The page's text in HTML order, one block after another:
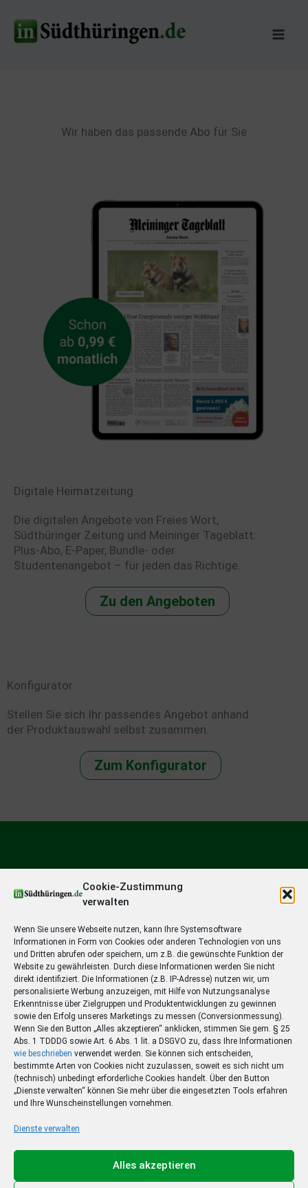
Cookie-Zustimmung
verwalten
Wenn Sie unsere Webseite nutzen, kann Ihre Systemsoftware
Informationen in Form von Cookies oder anderen Technologien von uns
und Dritten abrufen oder speichern, um z.B. die gewünschte Funktion der
Website zu gewährleisten. Durch diese Informationen werden Sie nicht
direkt identifiziert. Die Informationen (z.B. IP-Adresse) nutzen wir, um
personalisierte Werbung anzuzeigen, mit Hilfe von Nutzungsanalyse
Erkenntnisse über Zielgruppen und Produktentwicklungen zu gewinnen
sowie den Erfolg unseres Marketings zu messen (Conversionmessung).
Wenn Sie den Button „Alles akzeptieren“ anklicken, stimmen Sie gem. § 25
Abs. 1 TDDDG sowie Art. 6 Abs. 1 lit. a DSGVO zu, dass Ihre Informationen
wie beschrieben verwendet werden. Sie können sich entscheiden,
bestimmte Arten von Cookies nicht zuzulassen, soweit es sich nicht um
(technisch) unbedingt erforderliche Cookies handelt. Über den Button
„Dienste verwalten“ können Sie mehr über die eingesetzten Tools erfahren
und Ihre Wunscheinstellungen vornehmen.
Dienste verwalten
Alles akzeptieren
Inhalt
springen
Wir haben das passende Abo für Sie
Digitale Heimatzeitung
Die digitalen Angebote von Freies Wort,
Südthüringer Zeitung und Meininger Tageblatt:
Plus-Abo, E-Paper, Bundle- oder
Studentenangebot – für jeden das Richtige.
Zu den Angeboten
Konfigurator
Stellen Sie sich Ihr passendes Angebot anhand
der Produktauswahl selbst zusammen.
Zum Konfigurator
Ihr Sommer – Ihr Abo –
Ihr Gewinn
Jetzt zum Sonderpreis lesen und eine 3-tägige